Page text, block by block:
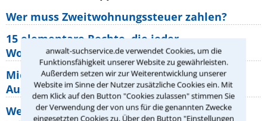
anwalt-suchservice.de verwendet Cookies, um die
Funktionsfähigkeit unserer Website zu gewährleisten.
Außerdem setzen wir zur Weiterentwicklung unserer
Website im Sinne der Nutzer zusätzliche Cookies ein. Mit
dem Klick auf den Button "Cookies zulassen" stimmen Sie
der Verwendung der von uns für die genannten Zwecke
eingesetzten Cookies zu. Über den Button "Einstellungen
Wer muss Zweitwohnungssteuer zahlen?
15 elementare Rechte, die jeder
Wohnungseigentümer kennen sollte
Mietpreisbremse 2026: Alle Regeln,
Ausnahmen und Rechte für Mieter
Welche Regeln für Teilnahme, Urlaub,